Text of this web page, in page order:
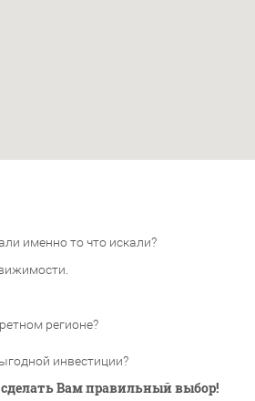
именно то что искали?
регионе?
инвестиции?
Вам правильный выбор!